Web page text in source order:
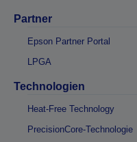
Partner
Epson Partner Portal
LPGA
Technologien
Heat-Free Technology
PrecisionCore-Technologie